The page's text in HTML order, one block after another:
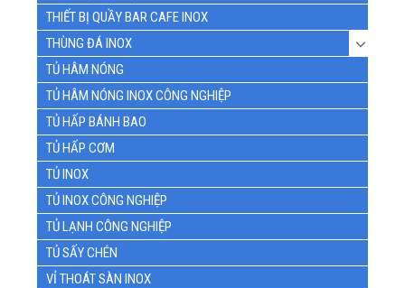
THIẾT BỊ QUẦY BAR CAFE INOX
THÙNG ĐÁ INOX
TỦ HÂM NÓNG
TỦ HÂM NÓNG INOX CÔNG NGHIỆP
TỦ HẤP BÁNH BAO
TỦ HẤP CƠM
TỦ INOX
TỦ INOX CÔNG NGHIỆP
TỦ LẠNH CÔNG NGHIỆP
TỦ SẤY CHÉN
VỈ THOÁT SÀN INOX